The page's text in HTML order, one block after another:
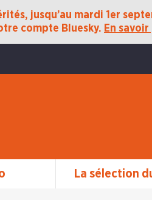
jusqu’au mardi 1er
compte Bluesky. En savoir
La sélection